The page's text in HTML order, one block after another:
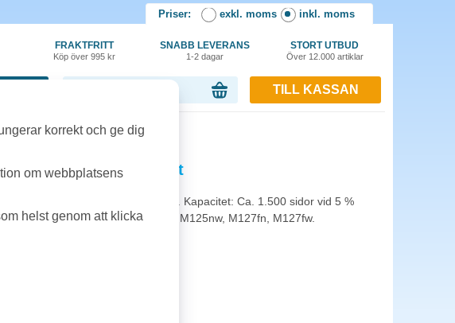
Priser: exkl. moms inkl. moms
FRAKTFRITT
Köp över 995 kr
SNABB LEVERANS
1-2 dagar
STORT UTBUD
Över 12.000 artiklar
TILL KASSAN
miljö 1,5k svart
CF283A miljö 1,5k svart
motsvarande HP CF283A Svart. Kapacitet: Ca. 1.500 sidor vid 5 %
till följande skrivare: HP Laserjet M125nw, M127fn, M127fw.
korrekt och ge dig
om webbplatsens
helst genom att klicka